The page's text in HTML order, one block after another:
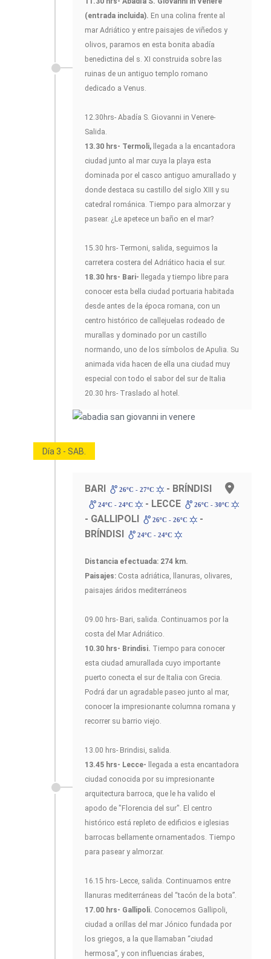
(entrada incluida). En una colina frente al
mar Adriático y entre paisajes de viñedos y
olivos, paramos en esta bonita abadía
benedictina del s. XI construida sobre las
ruinas de un antiguo templo romano
dedicado a Venus.
12.30hrs- Abadía S. Giovanni in Venere-
Salida.
13.30 hrs- Termoli, llegada a la encantadora
ciudad junto al mar cuya la playa esta
dominada por el casco antiguo amurallado y
donde destaca su castillo del siglo XIII y su
catedral románica. Tiempo para almorzar y
pasear. ¿Le apetece un baño en el mar?
15.30 hrs- Termoni, salida, seguimos la
carretera costera del Adriático hacia el sur.
18.30 hrs- Bari-
llegada y tiempo libre para
conocer esta bella ciudad portuaria habitada
desde antes de la época romana, con un
centro histórico de callejuelas rodeado de
murallas y dominado por un castillo
normando, uno de los símbolos de Apulia. Su
animada vida hacen de ella una ciudad muy
especial con todo el sabor del sur de Italia
20.30 hrs- Traslado al hotel.
Día 3 - SAB.
BARI 26ºC - 27ºC - BRÍNDISI
24ºC - 24ºC - LECCE 26ºC - 30ºC
- GALLIPOLI 26ºC - 26ºC
-
BRÍNDISI
24ºC - 24ºC
Distancia efectuada: 274 km.
Paisajes: Costa adriática, llanuras, olivares,
paisajes áridos mediterráneos
09.00 hrs- Bari, salida. Continuamos por la
costa del Mar Adriático.
10.30 hrs- Brindisi. Tiempo para conocer
esta ciudad amurallada cuyo importante
puerto conecta el sur de Italia con Grecia.
Podrá dar un agradable paseo junto al mar,
conocer la impresionante columna romana y
recorrer su barrio viejo.
13.00 hrs- Brindisi, salida.
13.45 hrs- Lecce- llegada a esta encantadora
ciudad conocida por su impresionante
arquitectura barroca, que le ha valido el
apodo de "Florencia del sur". El centro
histórico está repleto de edificios e iglesias
barrocas bellamente ornamentados. Tiempo
para pasear y almorzar.
16.15 hrs- Lecce, salida. Continuamos entre
llanuras mediterráneas del “tacón de la bota”.
17.00 hrs- Gallipoli. Conocemos Gallipoli,
ciudad a orillas del mar Jónico fundada por
los griegos, a la que llamaban “ciudad
hermosa”, y con influencias árabes,